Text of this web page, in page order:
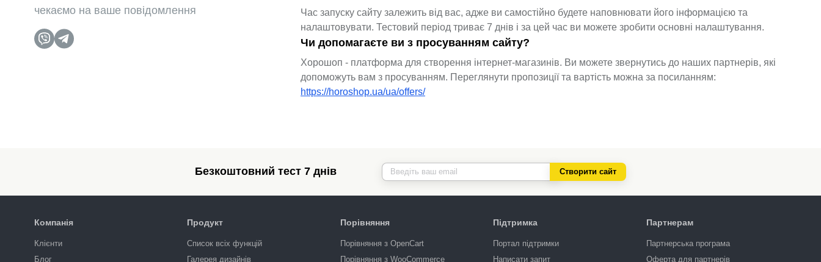
чекаємо на ваше повідомлення
Час запуску сайту залежить від вас, адже ви самостійно будете наповнювати його інформацією та
налаштовувати. Тестовий період триває 7 днів і за цей час ви можете зробити основні налаштування.
Чи допомагаєте ви з просуванням сайту?
Хорошоп - платформа для створення інтернет-магазинів. Ви можете звернутись до наших партнерів, які
допоможуть вам з просуванням. Переглянути пропозиції та вартість можна за посиланням:
https://horoshop.ua/ua/offers/
Безкоштовний тест 7 днів Створити сайт
Компанія
Клієнти
Блог
Продукт
Список всіх функцій
Галерея дизайнів
Порівняння
Порівняння з OpenCart
Порівняння з WooCommerce
Підтримка
Портал підтримки
Написати запит
Партнерам
Партнерська програма
Оферта для партнерів